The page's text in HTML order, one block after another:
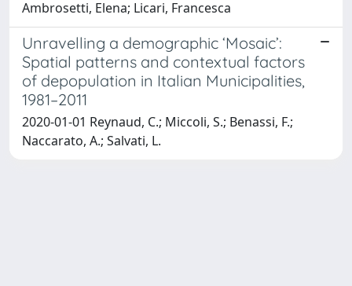
Ambrosetti, Elena; Licari, Francesca
Unravelling a demographic ‘Mosaic’:
Spatial patterns and contextual factors
of depopulation in Italian Municipalities,
1981–2011
2020-01-01 Reynaud, C.; Miccoli, S.; Benassi, F.;
Naccarato, A.; Salvati, L.